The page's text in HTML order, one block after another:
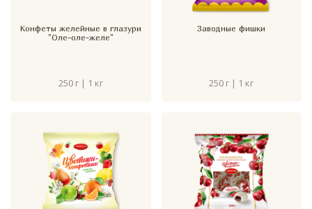
Конфеты желейные в глазури
"Оле-оле-желе"
250 г | 1 кг
Заводные фишки
250 г | 1 кг